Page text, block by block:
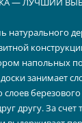
натурального
напольных
занимает
другу. За счет